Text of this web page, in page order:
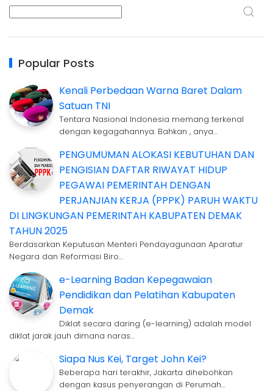
Popular Posts
Kenali Perbedaan Warna Baret Dalam
Satuan TNI
Tentara Nasional Indonesia memang terkenal
dengan kegagahannya. Bahkan , anya…
PENGUMUMAN ALOKASI KEBUTUHAN DAN
PENGISIAN DAFTAR RIWAYAT HIDUP
PEGAWAI PEMERINTAH DENGAN
PERJANJIAN KERJA (PPPK) PARUH WAKTU
DI LINGKUNGAN PEMERINTAH KABUPATEN DEMAK
TAHUN 2025
Berdasarkan Keputusan Menteri Pendayagunaan Aparatur
Negara dan Reformasi Biro…
e-Learning Badan Kepegawaian
Pendidikan dan Pelatihan Kabupaten
Demak
Diklat secara daring (e-learning) adalah model
diklat jarak jauh dimana naras…
Siapa Nus Kei, Target John Kei?
Beberapa hari terakhir, Jakarta dihebohkan
dengan kasus penyerangan di Perumah…